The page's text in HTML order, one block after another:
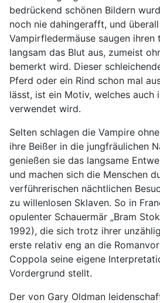
bedrückend schönen Bildern
noch nie dahingerafft, und
Vampirfledermäuse saugen ihren
langsam das Blut aus, zumeist
bemerkt wird. Dieser
Pferd oder ein Rind schon mal
lässt, ist ein Motiv, welches auch
verwendet wird.
Selten schlagen die Vampire
ihre Beißer in die jungfräulichen
genießen sie das langsame
und machen sich die Menschen
verführerischen nächtlichen
zu willenlosen Sklaven. So in
opulenter Schauermär „Bram
1992), die sich trotz ihrer
erste relativ eng an die
Coppola seine eigene
Vordergrund stellt.
Der von Gary Oldman